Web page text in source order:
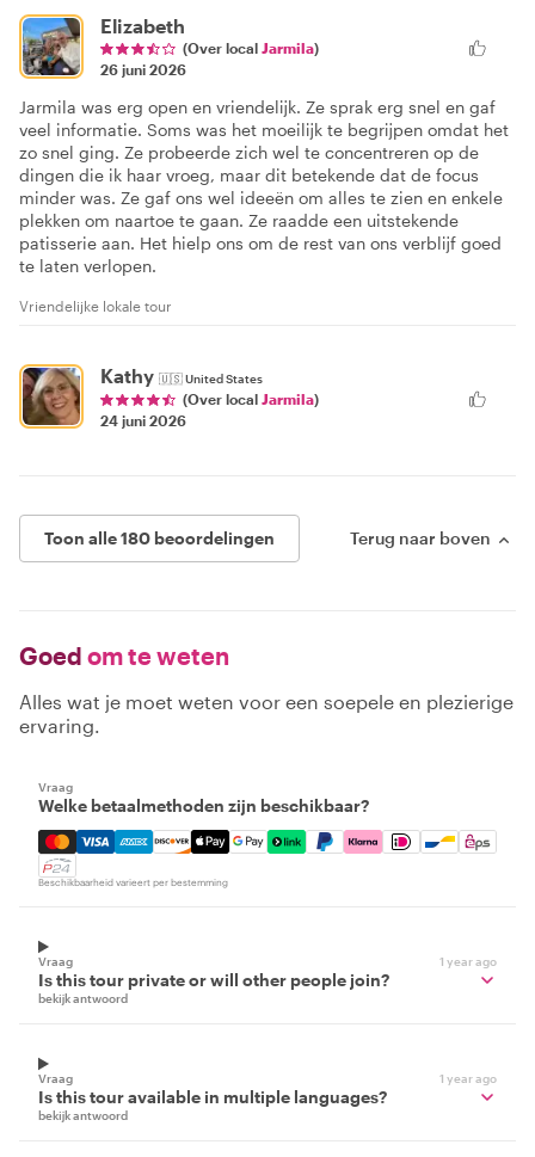
Elizabeth
(Over local Jarmila)
26 juni 2026
Jarmila was erg open en vriendelijk. Ze sprak erg snel en gaf
veel informatie. Soms was het moeilijk te begrijpen omdat het
zo snel ging. Ze probeerde zich wel te concentreren op de
dingen die ik haar vroeg, maar dit betekende dat de focus
minder was. Ze gaf ons wel ideeën om alles te zien en enkele
plekken om naartoe te gaan. Ze raadde een uitstekende
patisserie aan. Het hielp ons om de rest van ons verblijf goed
te laten verlopen.
Vriendelijke lokale tour
Kathy 🇺🇸United States
(Over local Jarmila)
24 juni 2026
Toon alle 180 beoordelingen Terug naar boven
Goed om te weten
Alles wat je moet weten voor een soepele en plezierige
ervaring.
Vraag
Welke betaalmethoden zijn beschikbaar?
Mastercard, Visa, Amex, Discover, Apple Pay, Google
Beschikbaarheid varieert per bestemming
Vraag 1 year ago
Is this tour private or will other people join?
bekijk antwoord
Vraag 1 year ago
Is this tour available in multiple languages?
bekijk antwoord